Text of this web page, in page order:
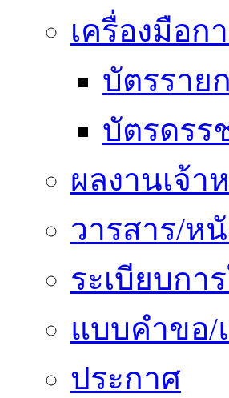
เครื่องมือก
บัตรราย
บัตรดรร
ผลงานเจ้า
วารสาร/ห
ระเบียบกา
แบบคำขอ/
ประกาศ